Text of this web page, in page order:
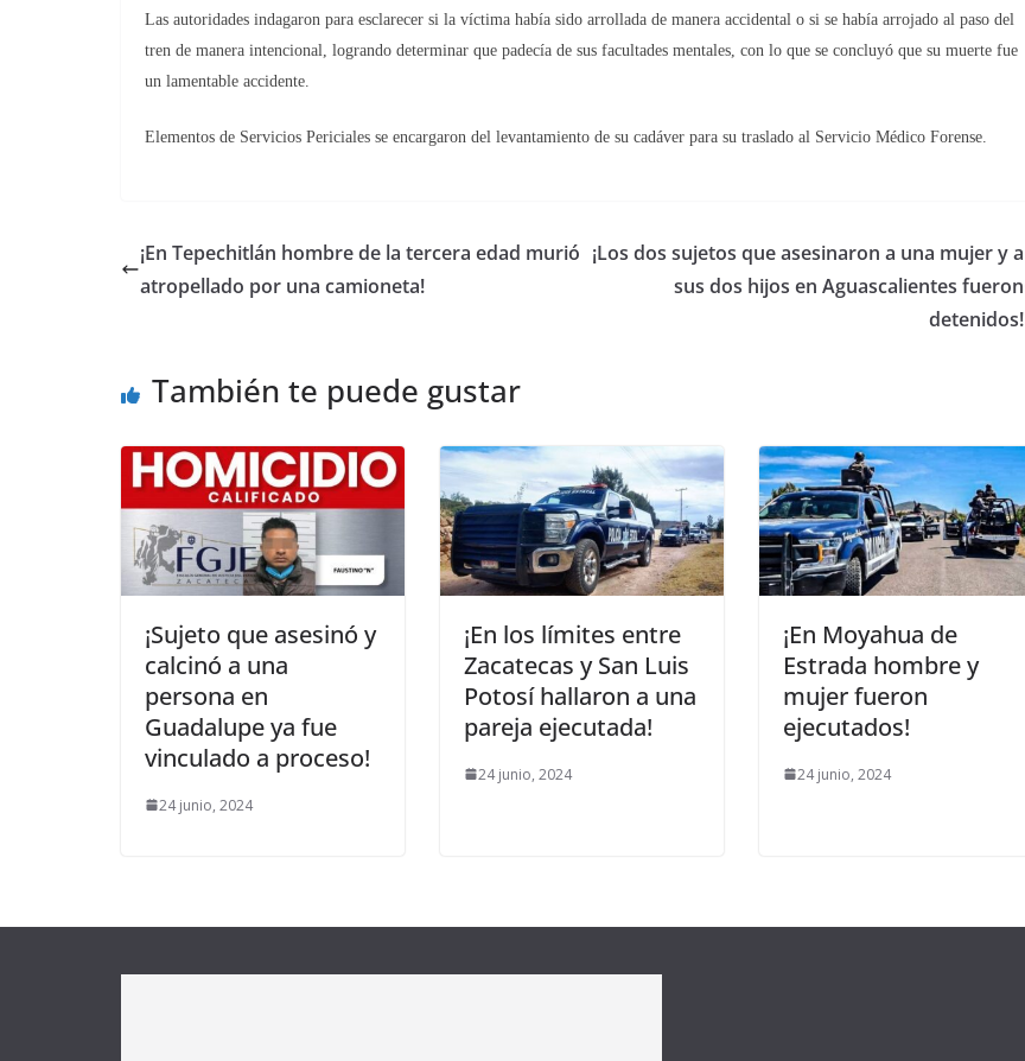
Las autoridades indagaron para esclarecer si la víctima había sido arrollada de manera accidental o si se había arrojado al paso del
tren de manera intencional, logrando determinar que padecía de sus facultades mentales, con lo que se concluyó que su muerte fue
un lamentable accidente.
Elementos de Servicios Periciales se encargaron del levantamiento de su cadáver para su traslado al Servicio Médico Forense.
¡En Tepechitlán hombre de la tercera edad murió
atropellado por una camioneta!
¡Los dos sujetos que asesinaron a una mujer y a
sus dos hijos en Aguascalientes fueron
detenidos!
También te puede gustar
¡Sujeto que asesinó y
calcinó a una
persona en
Guadalupe ya fue
vinculado a proceso!
24 junio, 2024
¡En los límites entre
Zacatecas y San Luis
Potosí hallaron a una
pareja ejecutada!
24 junio, 2024
¡En Moyahua de
Estrada hombre y
mujer fueron
ejecutados!
24 junio, 2024